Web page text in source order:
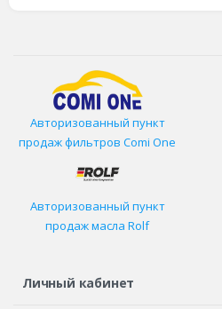
Авторизованный пункт
продаж фильтров Comi One
Авторизованный пункт
продаж масла Rolf
Личный кабинет